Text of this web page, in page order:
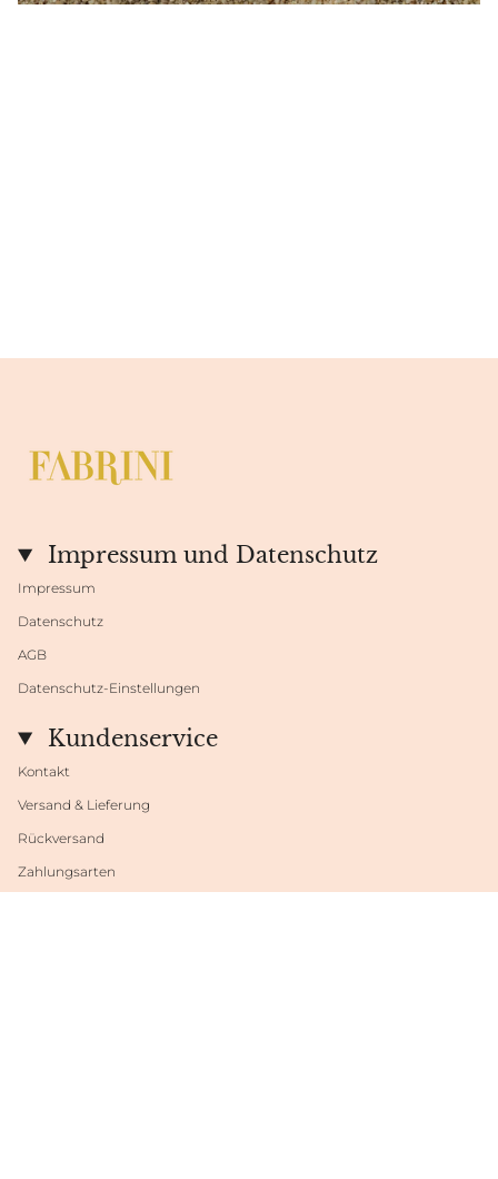
Impressum und Datenschutz
Impressum
Datenschutz
AGB
Datenschutz-Einstellungen
Kundenservice
Kontakt
Versand & Lieferung
Rückversand
Zahlungsarten